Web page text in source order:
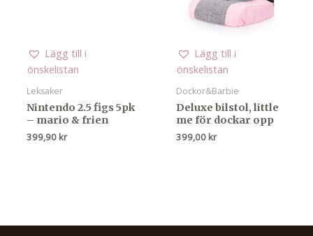
Lägg till i
önskelistan
Leksaker
Nintendo 2.5 figs 5pk
– mario & frien
399,90 kr
Lägg till i
önskelistan
Dockor&Barbie
Deluxe bilstol, little
me för dockar opp
399,00 kr